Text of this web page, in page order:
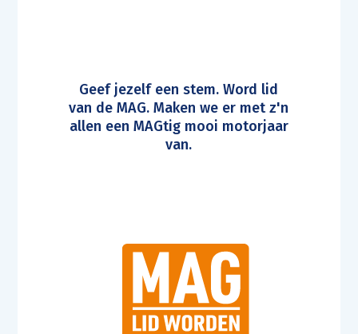
Geef jezelf een stem. Word lid
van de MAG. Maken we er met z'n
allen een MAGtig mooi motorjaar
van.